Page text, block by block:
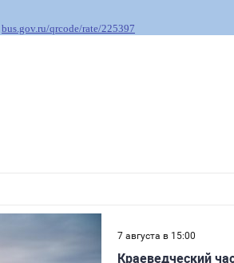
bus.gov.ru/qrcode/rate/225397